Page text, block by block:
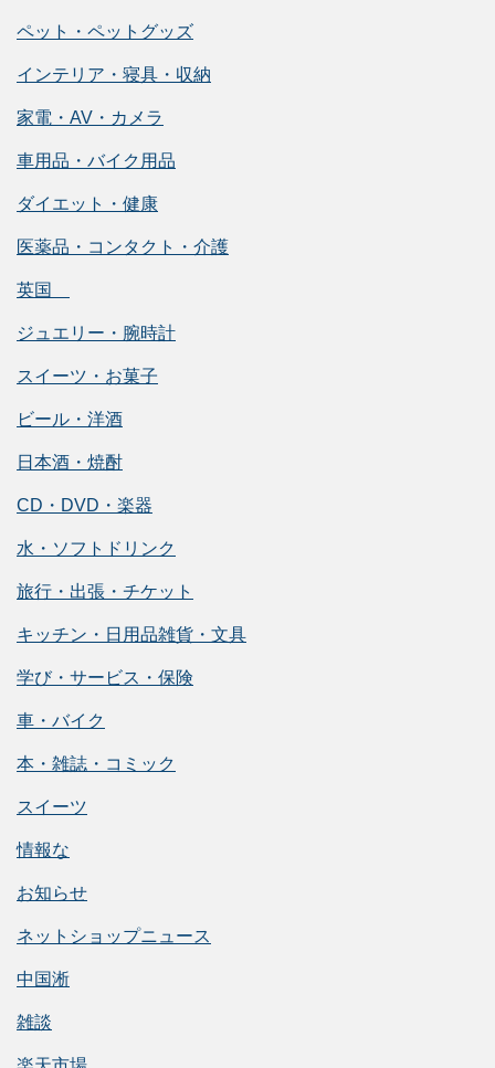
ペット・ペットグッズ
インテリア・寝具・収納
家電・AV・カメラ
車用品・バイク用品
ダイエット・健康
医薬品・コンタクト・介護
英国
ジュエリー・腕時計
スイーツ・お菓子
ビール・洋酒
日本酒・焼酎
CD・DVD・楽器
水・ソフトドリンク
旅行・出張・チケット
キッチン・日用品雑貨・文具
学び・サービス・保険
車・バイク
本・雑誌・コミック
スイーツ
情報な
お知らせ
ネットショップニュース
中国淅
雑談